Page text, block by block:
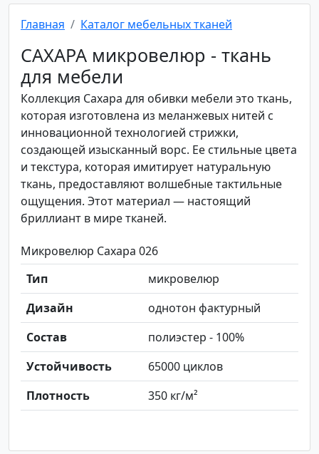
Главная Каталог мебельных тканей
САХАРА микровелюр - ткань
для мебели
Коллекция Сахара для обивки мебели это ткань,
которая изготовлена из меланжевых нитей с
инновационной технологией стрижки,
создающей изысканный ворс. Ее стильные цвета
и текстура, которая имитирует натуральную
ткань, предоставляют волшебные тактильные
ощущения. Этот материал — настоящий
бриллиант в мире тканей.
Микровелюр Сахара 026
Тип
микровелюр
Дизайн
однотон фактурный
Состав
полиэстер - 100%
Устойчивость
65000 циклов
Плотность
350 кг/м²